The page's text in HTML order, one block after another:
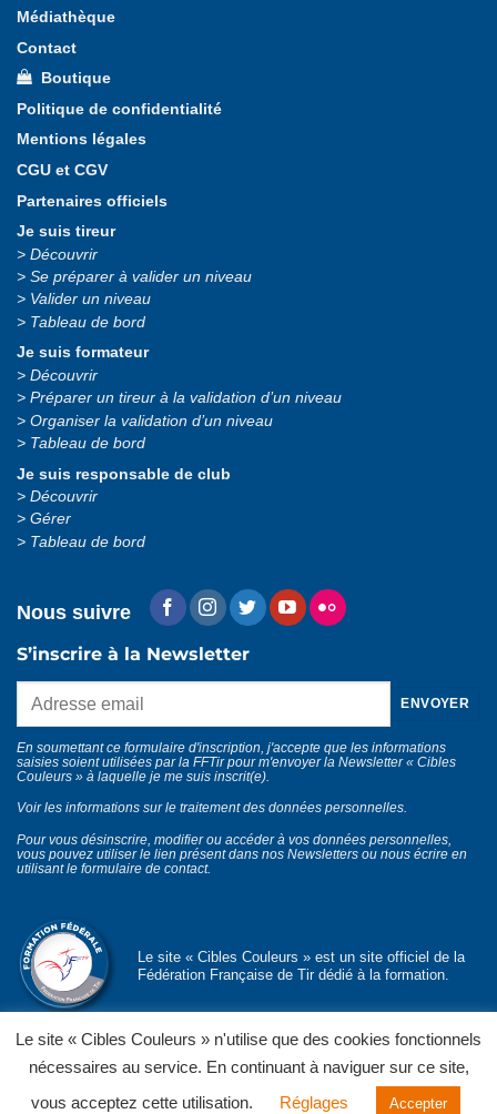
Médiathèque
Contact
Boutique
Politique de confidentialité
Mentions légales
CGU et CGV
Partenaires officiels
Je suis tireur
Découvrir
Se préparer à valider un niveau
Valider un niveau
Tableau de bord
Je suis formateur
Découvrir
Préparer un tireur à la validation d’un niveau
Organiser la validation d’un niveau
Tableau de bord
Je suis responsable de club
Découvrir
Gérer
Tableau de bord
Nous suivre
S’inscrire à la Newsletter
En soumettant ce formulaire d'inscription, j'accepte que les informations
saisies soient utilisées par la FFTir pour m'envoyer la Newsletter « Cibles
Couleurs » à laquelle je me suis inscrit(e).
Voir les informations sur le traitement des données personnelles.
Pour vous désinscrire, modifier ou accéder à vos données personnelles,
vous pouvez utiliser le lien présent dans nos Newsletters ou nous écrire en
utilisant le formulaire de contact.
Le site « Cibles Couleurs » est un site officiel de la
Fédération Française de Tir dédié à la formation.
© Département formation fédérale
FFTir
CGU et CGV
Contact
Partenaires officiels
Le site « Cibles Couleurs » n'utilise que des cookies fonctionnels
nécessaires au service. En continuant à naviguer sur ce site,
vous acceptez cette utilisation.
Réglages Accepter